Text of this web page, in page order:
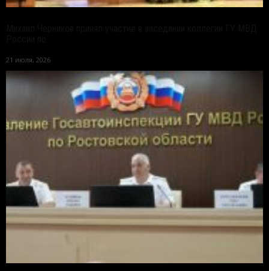
21 июля, 2026